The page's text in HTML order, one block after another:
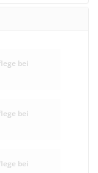
bei
bei
bei